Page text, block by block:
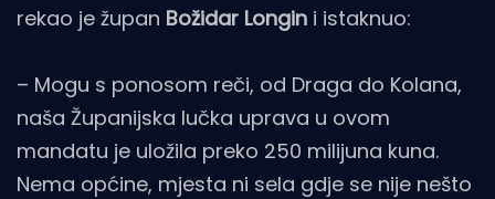
rekao je župan Božidar Longin i istaknuo:
– Mogu s ponosom reči, od Draga do Kolana,
naša Županijska lučka uprava u ovom
mandatu je uložila preko 250 milijuna kuna.
Nema općine, mjesta ni sela gdje se nije nešto